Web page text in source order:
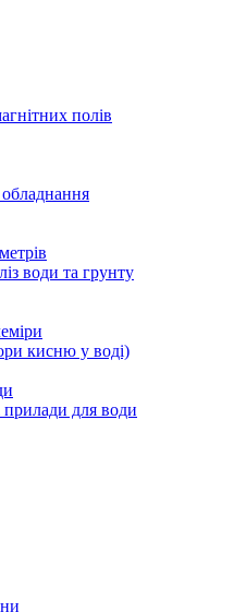
полів
води та грунту
кисню у воді)
прилади для води